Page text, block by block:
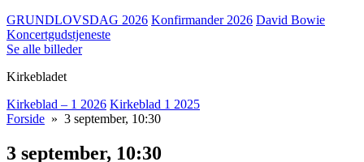
GRUNDLOVSDAG 2026 Konfirmander 2026 David Bowie
Koncertgudstjeneste
Se alle billeder
Kirkebladet
Kirkeblad – 1 2026 Kirkeblad 1 2025
Forside » 3 september, 10:30
3 september, 10:30